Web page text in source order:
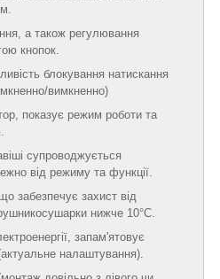
а також регулювання
кнопок.
блокування натискання
вимкненно)
показує режим роботи та
супроводжується
від режиму та функції.
забезпечує захист від
нижче 10°C.
запам'ятовує
налаштування).